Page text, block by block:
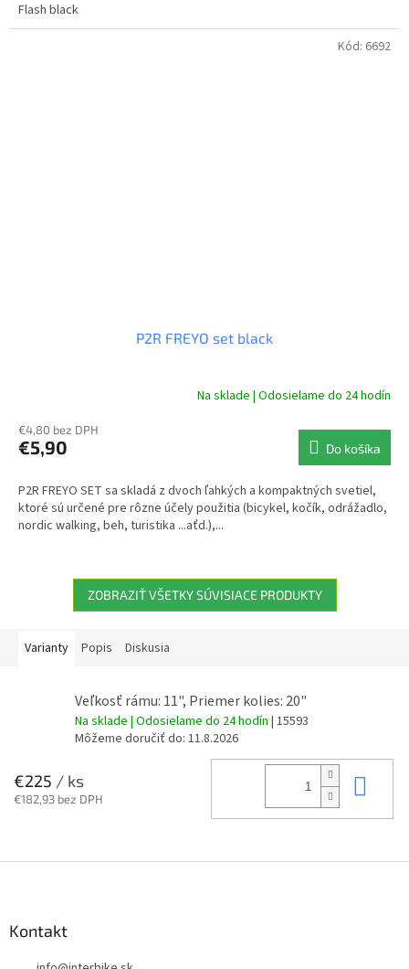
Flash black
P2R FREYO set black
Na sklade | Odosielame do 24 hodín
€4,80 bez DPH
€5,90 Do košíka
P2R FREYO SET sa skladá z dvoch ľahkých a kompaktných svetiel,
ktoré sú určené pre rôzne účely použitia (bicykel, kočík, odrážadlo,
nordic walking, beh, turistika ...aťd.),...
Kód: 6692
ZOBRAZIŤ VŠETKY SÚVISIACE PRODUKTY
Varianty Popis Diskusia
Veľkosť rámu: 11", Priemer kolies: 20"
Na sklade | Odosielame do 24 hodín | 15593
Môžeme doručiť do: 11.8.2026
€225 / ks
€182,93 bez DPH
Kontakt